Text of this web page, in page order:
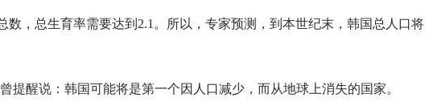
数，总生育率需要达到2.1。所以，专家预测，到本世纪末，韩国总人口将
提醒说：韩国可能将是第一个因人口减少，而从地球上消失的国家。